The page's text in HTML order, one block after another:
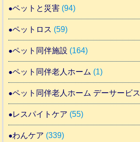
ペットと災害 (94)
ペットロス (59)
ペット同伴施設 (164)
ペット同伴老人ホーム (1)
ペット同伴老人ホーム デーサービス
レスパイトケア (55)
わんケア (339)